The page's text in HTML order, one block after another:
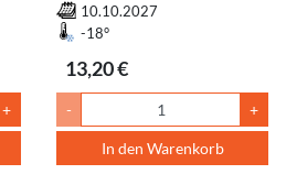
+
10.10.2027
-18°
13,20 €
- +
In den Warenkorb